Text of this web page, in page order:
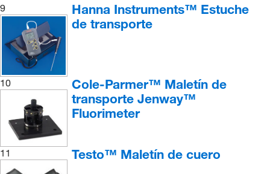
9
Hanna Instruments™ Estuche
de transporte
10
Cole-Parmer™ Maletín de
transporte Jenway™
Fluorimeter
11 Testo™ Maletín de cuero